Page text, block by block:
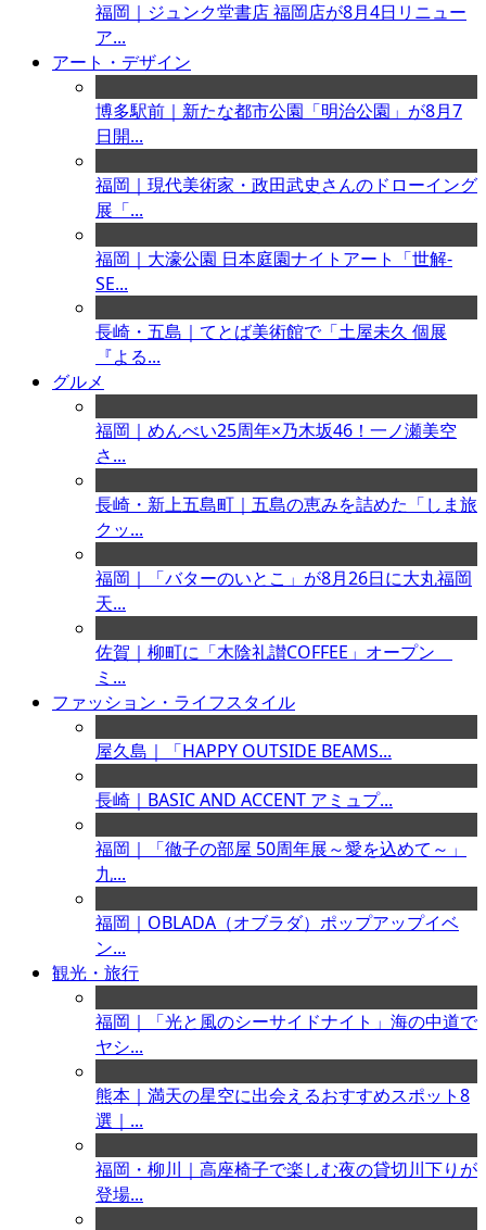
福岡｜ジュンク堂書店 福岡店が8月4日リニュー
ア...
アート・デザイン
博多駅前｜新たな都市公園「明治公園」が8月7
日開...
福岡｜現代美術家・政田武史さんのドローイング
展「...
福岡｜大濠公園 日本庭園ナイトアート「世解-
SE...
長崎・五島｜てとば美術館で「土屋未久 個展
『よる...
グルメ
福岡｜めんべい25周年×乃木坂46！一ノ瀬美空
さ...
長崎・新上五島町｜五島の恵みを詰めた「しま旅
クッ...
福岡｜「バターのいとこ」が8月26日に大丸福岡
天...
佐賀｜柳町に「木陰礼讃COFFEE」オープン
ミ...
ファッション・ライフスタイル
屋久島｜「HAPPY OUTSIDE BEAMS...
長崎｜BASIC AND ACCENT アミュプ...
福岡｜「徹子の部屋 50周年展～愛を込めて～」
九...
福岡｜OBLADA（オブラダ）ポップアップイベ
ン...
観光・旅行
福岡｜「光と風のシーサイドナイト」海の中道で
ヤシ...
熊本｜満天の星空に出会えるおすすめスポット8
選｜...
福岡・柳川｜高座椅子で楽しむ夜の貸切川下りが
登場...